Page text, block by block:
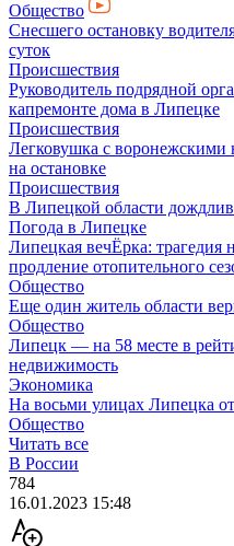
Общество
Снесшего остановку
суток
Происшествия
Руководитель подрядной
капремонте дома в Липецке
Происшествия
Легковушка с воронежскими
на остановке
Происшествия
В Липецкой области
Погода в Липецке
Липецкая вечЁрка: трагедия
продление отопительного
Общество
Еще один житель области
Общество
Липецк — на 58 месте в
недвижимость
Экономика
На восьми улицах Липецка
Общество
Читать все
В России
784
16.01.2023 15:48